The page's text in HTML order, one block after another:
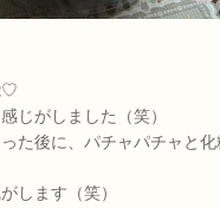
♡
じがしました（笑）
た後に、パチャパチャと化
します（笑）